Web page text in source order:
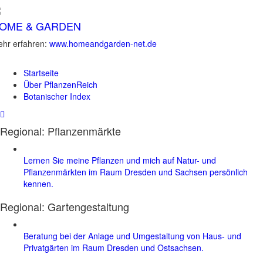
& GARDEN
erfahren: www.homeandgarden-net.de
Startseite
Über PflanzenReich
Botanischer Index
Regional: Pflanzenmärkte
Lernen Sie meine Pflanzen und mich auf Natur- und
Pflanzenmärkten im Raum Dresden und Sachsen persönlich
kennen.
Regional: Gartengestaltung
Beratung bei der Anlage und Umgestaltung von Haus- und
Privatgärten im Raum Dresden und Ostsachsen.